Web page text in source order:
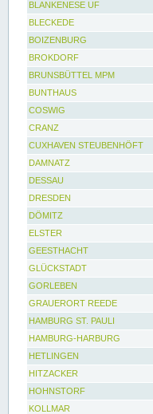
BLANKENESE UF
BLECKEDE
BOIZENBURG
BROKDORF
BRUNSBÜTTEL MPM
BUNTHAUS
COSWIG
CRANZ
CUXHAVEN STEUBENHÖFT
DAMNATZ
DESSAU
DRESDEN
DÖMITZ
ELSTER
GEESTHACHT
GLÜCKSTADT
GORLEBEN
GRAUERORT REEDE
HAMBURG ST. PAULI
HAMBURG-HARBURG
HETLINGEN
HITZACKER
HOHNSTORF
KOLLMAR